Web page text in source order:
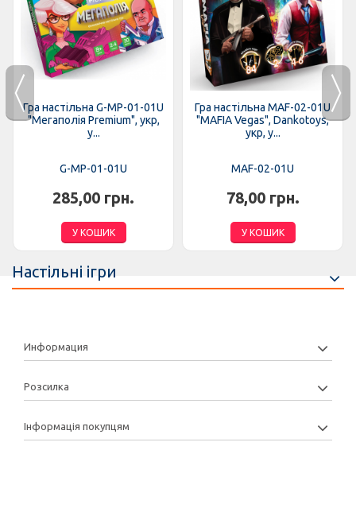
Гра настільна G-MP-01-01U
"Мегаполія Premium", укр,
у...
G-MP-01-01U
285,00 грн.
У КОШИК
Гра настільна MAF-02-01U
"MAFIA Vegas", Dankotoys,
укр, у...
MAF-02-01U
78,00 грн.
У КОШИК
Настільні ігри
Информация
Розсилка
Інформація покупцям